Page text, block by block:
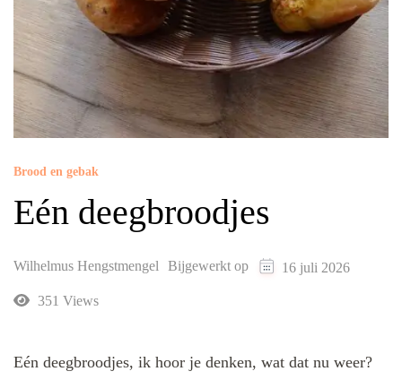
Brood en gebak
Eén deegbroodjes
Wilhelmus Hengstmengel Bijgewerkt op 16 juli 2026
351 Views
Eén deegbroodjes, ik hoor je denken, wat dat nu weer?